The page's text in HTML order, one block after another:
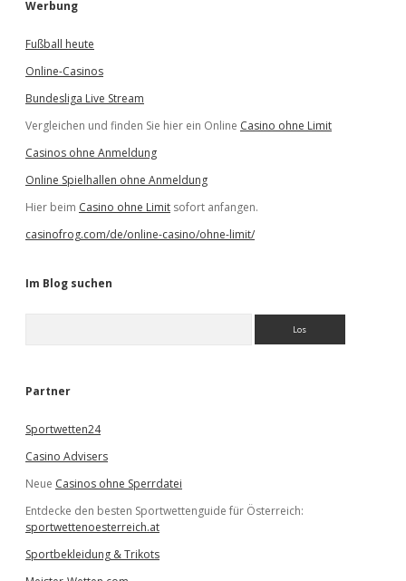
Werbung
Fußball heute
Online-Casinos
Bundesliga Live Stream
Vergleichen und finden Sie hier ein Online Casino ohne Limit
Casinos ohne Anmeldung
Online Spielhallen ohne Anmeldung
Hier beim Casino ohne Limit sofort anfangen.
casinofrog.com/de/online-casino/ohne-limit/
Im Blog suchen
e
Partner
Sportwetten24
Casino Advisers
Neue Casinos ohne Sperrdatei
Entdecke den besten Sportwettenguide für Österreich:
sportwettenoesterreich.at
Sportbekleidung & Trikots